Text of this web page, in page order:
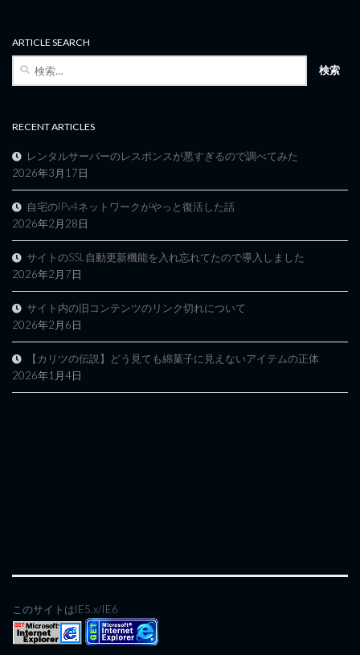
ARTICLE SEARCH
RECENT ARTICLES
レンタルサーバーのレスポンスが悪すぎるので調べてみた
2026年3月17日
自宅のIPv4ネットワークがやっと復活した話
2026年2月28日
サイトのSSL自動更新機能を入れ忘れてたので導入しました
2026年2月7日
サイト内の旧コンテンツのリンク切れについて
2026年2月6日
【カリツの伝説】どう見ても綿菓子に見えないアイテムの正体
2026年1月4日
このサイトはIE5.x/IE6